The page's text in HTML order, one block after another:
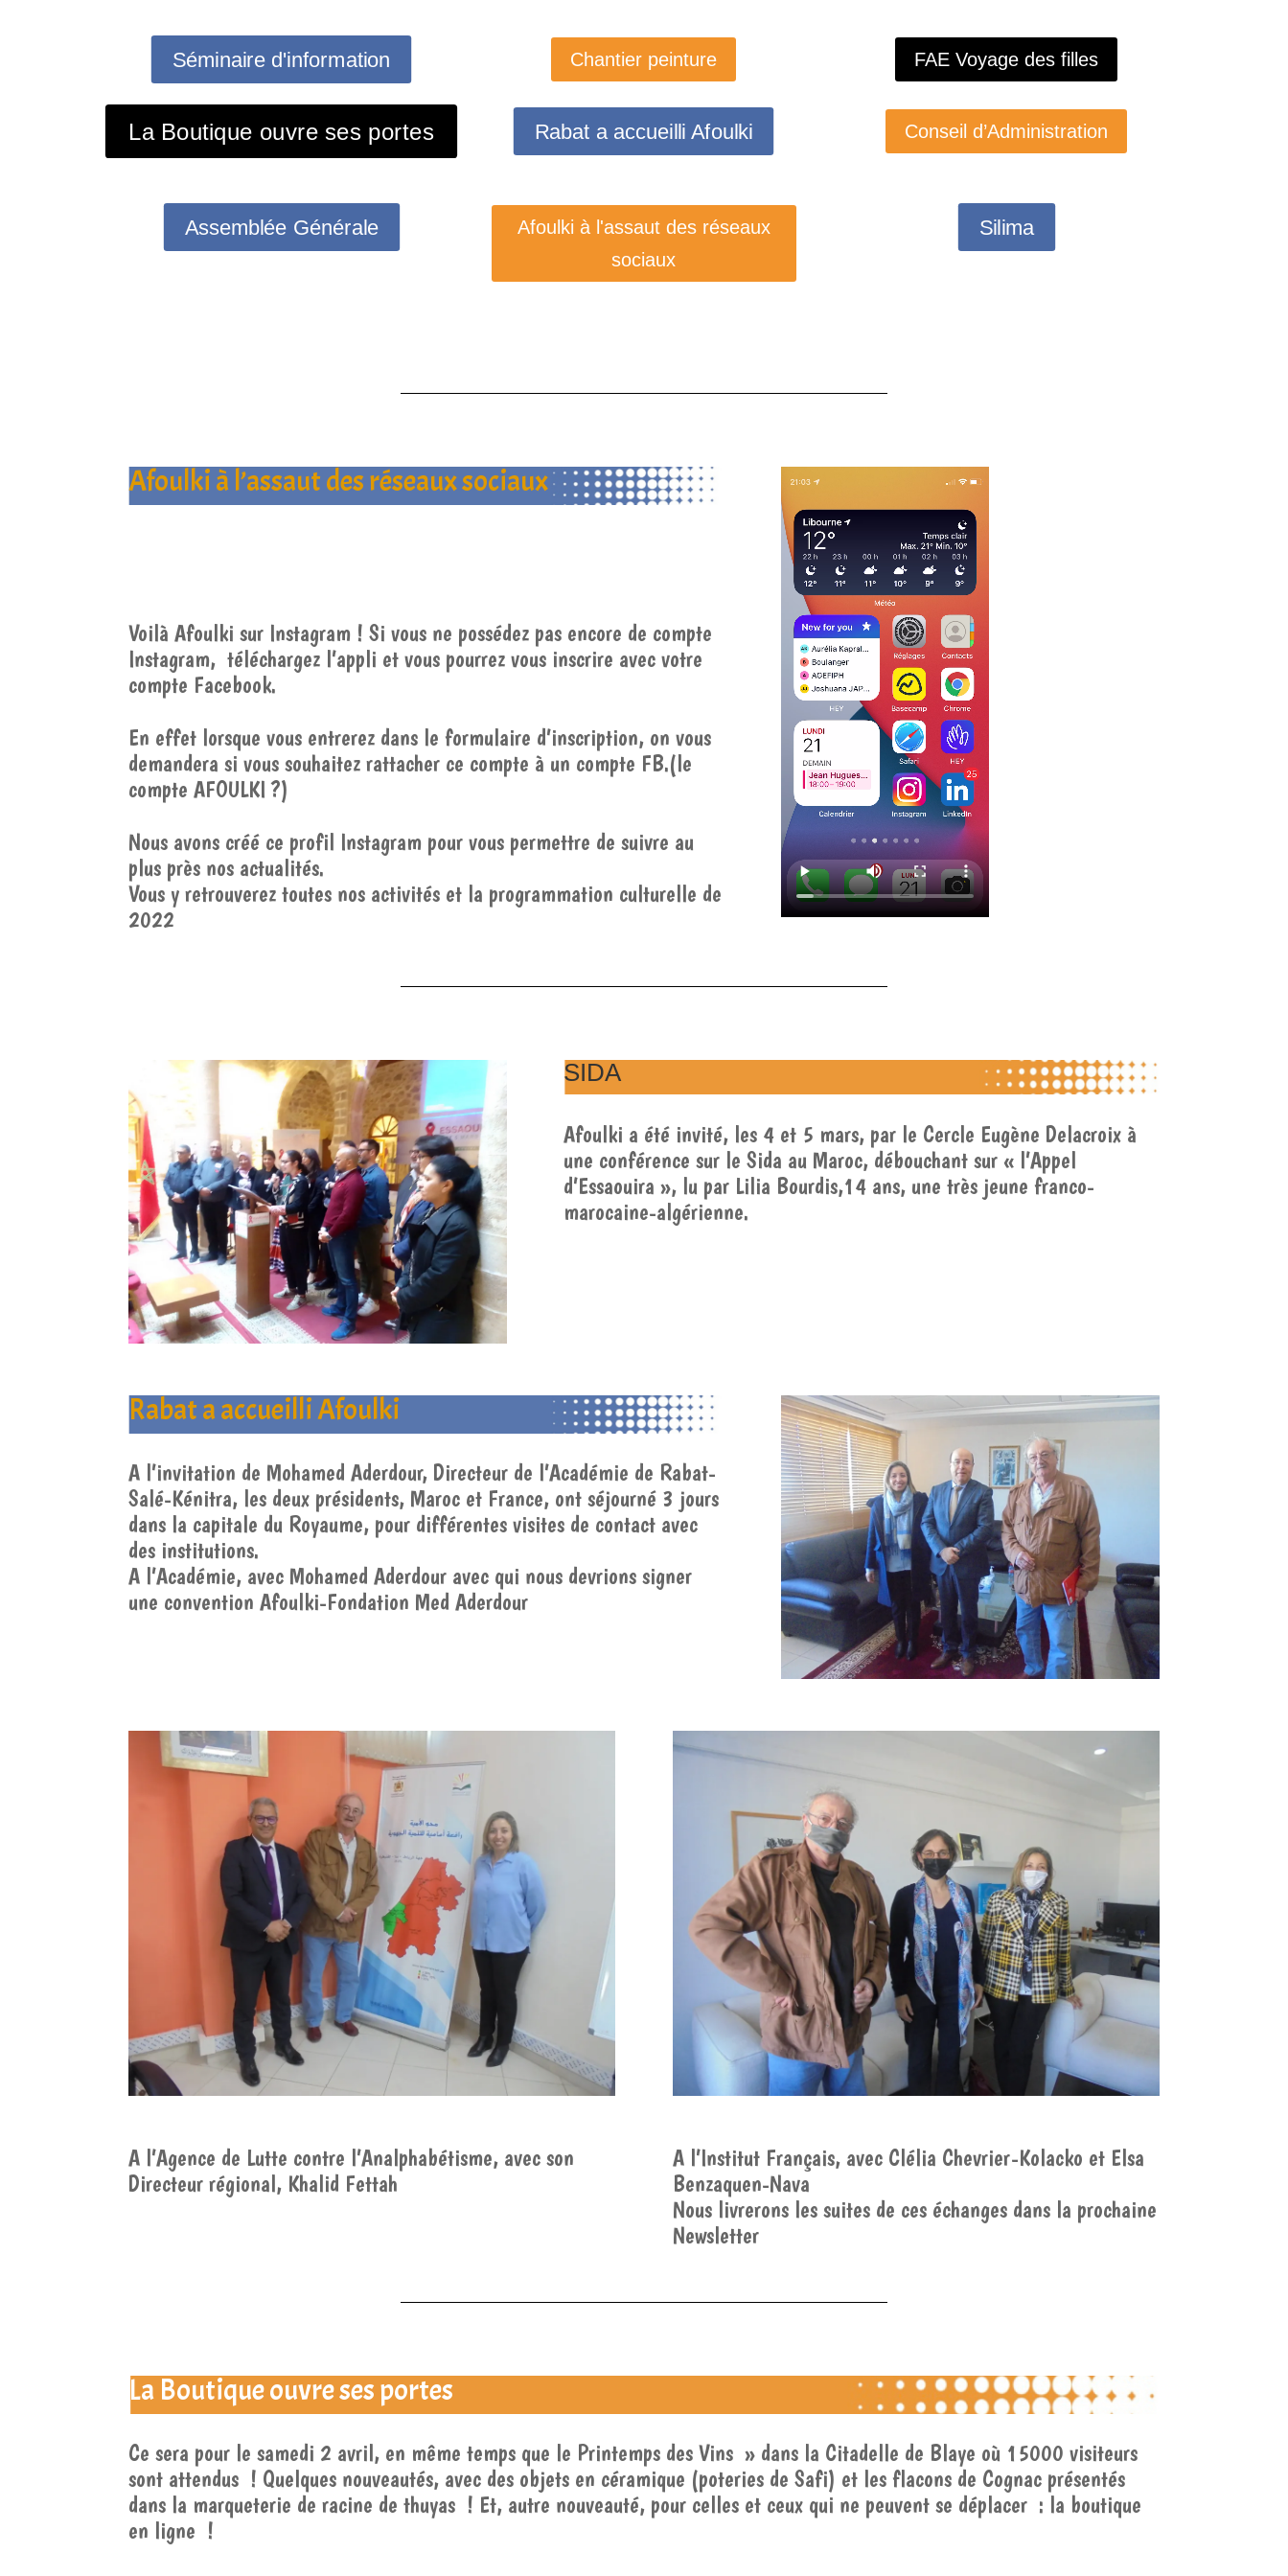
Séminaire d'information
La Boutique ouvre ses portes
Chantier peinture
Rabat a accueilli Afoulki
FAE Voyage des filles
Conseil d’Administration
Assemblée Générale
Afoulki à l'assaut des réseaux
sociaux
Silima
Afoulki à l’assaut des réseaux sociaux
Voilà Afoulki sur Instagram ! Si vous ne possédez pas encore de compte
Instagram, téléchargez l’appli et vous pourrez vous inscrire avec votre
compte Facebook.
En effet lorsque vous entrerez dans le formulaire d’inscription, on vous
demandera si vous souhaitez rattacher ce compte à un compte FB.(le
compte AFOULKI ?)
Nous avons créé ce profil Instagram pour vous permettre de suivre au
plus près nos actualités.
Vous y retrouverez toutes nos activités et la programmation culturelle de
2022
SIDA
Afoulki a été invité, les 4 et 5 mars, par le Cercle Eugène Delacroix à
une conférence sur le Sida au Maroc, débouchant sur « l’Appel
d’Essaouira », lu par Lilia Bourdis,14 ans, une très jeune franco-
marocaine-algérienne.
Rabat a accueilli Afoulki
A l’invitation de Mohamed Aderdour, Directeur de l’Académie de Rabat-
Salé-Kénitra, les deux présidents, Maroc et France, ont séjourné 3 jours
dans la capitale du Royaume, pour différentes visites de contact avec
des institutions.
A l’Académie, avec Mohamed Aderdour avec qui nous devrions signer
une convention Afoulki-Fondation Med Aderdour
A l’Agence de Lutte contre l’Analphabétisme, avec son
Directeur régional, Khalid Fettah
A l’Institut Français, avec Clélia Chevrier-Kolacko et Elsa
Benzaquen-Nava
Nous livrerons les suites de ces échanges dans la prochaine
Newsletter
La Boutique ouvre ses portes
Ce sera pour le samedi 2 avril, en même temps que le Printemps des Vins » dans la Citadelle de Blaye où 15000 visiteurs
sont attendus ! Quelques nouveautés, avec des objets en céramique (poteries de Safi) et les flacons de Cognac présentés
dans la marqueterie de racine de thuyas ! Et, autre nouveauté, pour celles et ceux qui ne peuvent se déplacer : la boutique
en ligne !